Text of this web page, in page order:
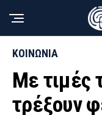
ΚΟΙΝΩΝΙΑ
Με τιμές
τρέξουν